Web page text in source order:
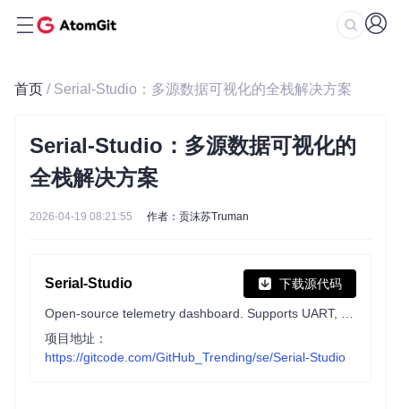
首页 / Serial-Studio：多源数据可视化的全栈解决方案
Serial-Studio：多源数据可视化的
全栈解决方案
2026-04-19 08:21:55 作者：贡沫苏Truman
Serial-Studio 下载源代码
项目地址：
https://gitcode.com/GitHub_Trending/se/Serial-Studio